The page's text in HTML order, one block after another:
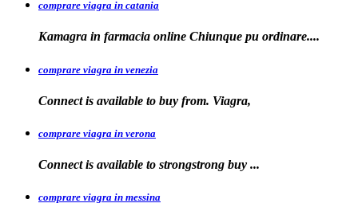
comprare viagra in catania
Kamagra in farmacia online Chiunque pu ordinare....
comprare viagra in venezia
Connect is available to buy from. Viagra,
comprare viagra in verona
Connect is available to strongstrong buy ...
comprare viagra in messina